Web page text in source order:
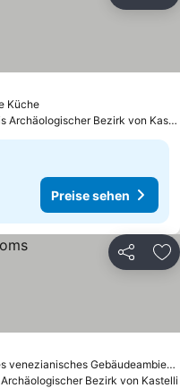
KüchePreise sehen
Archäologischer Bezirk von
Preise sehen
Teilen
Historisches venezianisches Gebäudeambiente
Bezirk von Kastelli